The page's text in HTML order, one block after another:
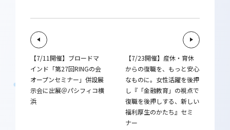
【7/11開催】ブロードマ
インド「第27回RINGの会
オープンセミナー」併設展
示会に出展＠パシフィコ横
浜
【7/23開催】産休・育休
からの復職を、もっと安心
なものに。女性活躍を後押
し『「金融教育」の視点で
復職を後押しする、新しい
福利厚生のかたち』セミ
ナー